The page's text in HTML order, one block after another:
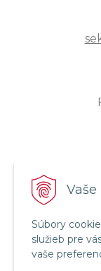
Súbory
služieb pre
vaše